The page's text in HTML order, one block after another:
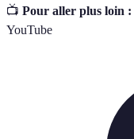
📺 Pour aller plus loin :
YouTube